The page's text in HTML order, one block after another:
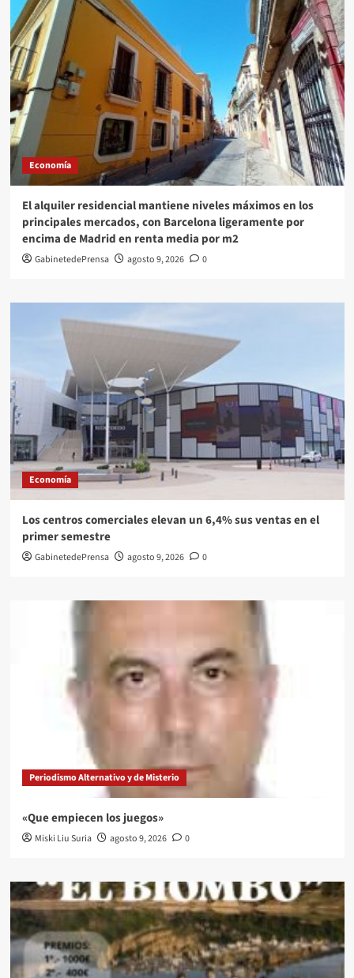
Economía
El alquiler residencial mantiene niveles máximos en los
principales mercados, con Barcelona ligeramente por
encima de Madrid en renta media por m2
GabinetedePrensa agosto 9, 2026 0
Economía
Los centros comerciales elevan un 6,4% sus ventas en el
primer semestre
GabinetedePrensa agosto 9, 2026 0
Periodismo Alternativo y de Misterio
«Que empiecen los juegos»
Miski Liu Suria agosto 9, 2026 0